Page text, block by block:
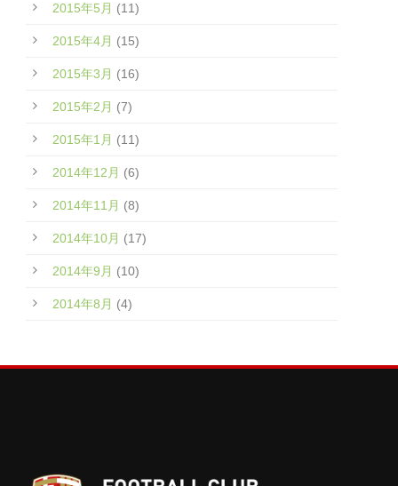
2015年5月 (11)
2015年4月 (15)
2015年3月 (16)
2015年2月 (7)
2015年1月 (11)
2014年12月 (6)
2014年11月 (8)
2014年10月 (17)
2014年9月 (10)
2014年8月 (4)